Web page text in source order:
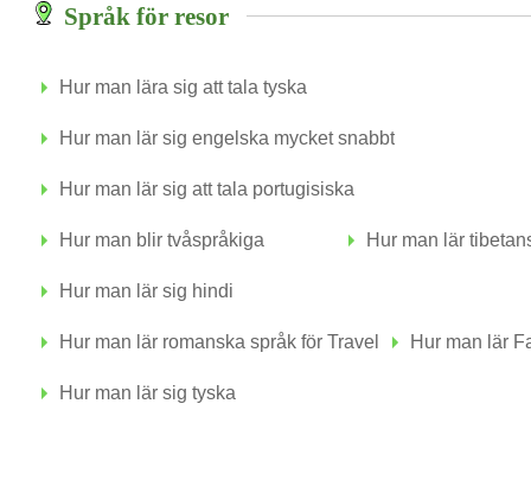
Språk för resor
Hur man lära sig att tala tyska
Hur man lär sig engelska mycket snabbt
Hur man lär sig att tala portugisiska
Hur man blir tvåspråkiga Hur man lär
Hur man lär sig hindi
Hur man lär romanska språk för Travel Hur man lär
Hur man lär sig tyska